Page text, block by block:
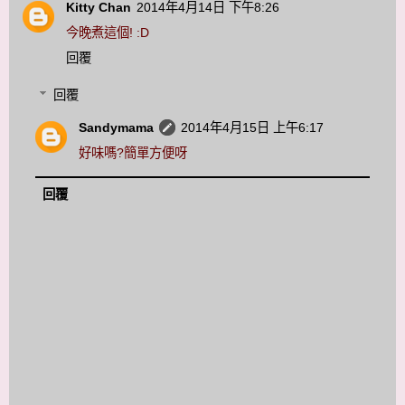
Kitty Chan 2014年4月14日 下午8:26
今晚煮這個! :D
回覆
回覆
Sandymama
2014年4月15日 上午6:17
好味嗎?簡單方便呀
回覆